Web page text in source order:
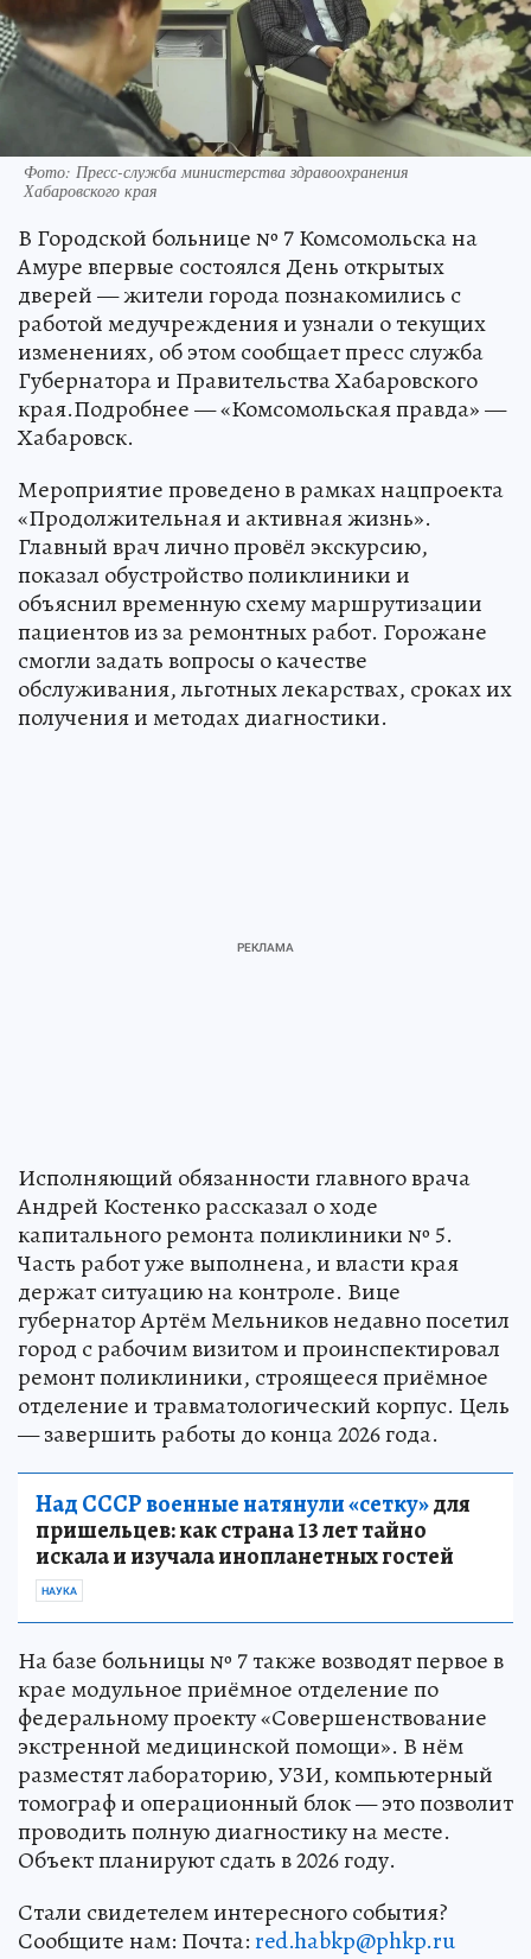
Фото: Пресс-служба министерства здравоохранения
Хабаровского края
В Городской больнице № 7 Комсомольска на
Амуре впервые состоялся День открытых
дверей — жители города познакомились с
работой медучреждения и узнали о текущих
изменениях, об этом сообщает пресс служба
Губернатора и Правительства Хабаровского
края.Подробнее — «Комсомольская правда» —
Хабаровск.
Мероприятие проведено в рамках нацпроекта
«Продолжительная и активная жизнь».
Главный врач лично провёл экскурсию,
показал обустройство поликлиники и
объяснил временную схему маршрутизации
пациентов из за ремонтных работ. Горожане
смогли задать вопросы о качестве
обслуживания, льготных лекарствах, сроках их
получения и методах диагностики.
Исполняющий обязанности главного врача
Андрей Костенко рассказал о ходе
капитального ремонта поликлиники № 5.
Часть работ уже выполнена, и власти края
держат ситуацию на контроле. Вице
губернатор Артём Мельников недавно посетил
город с рабочим визитом и проинспектировал
ремонт поликлиники, строящееся приёмное
отделение и травматологический корпус. Цель
— завершить работы до конца 2026 года.
Над СССР военные натянули «сетку»для
пришельцев: как страна 13 лет тайно
искала и изучала инопланетных гостей
НАУКА
На базе больницы № 7 также возводят первое в
крае модульное приёмное отделение по
федеральному проекту «Совершенствование
экстренной медицинской помощи». В нём
разместят лабораторию, УЗИ, компьютерный
томограф и операционный блок — это позволит
проводить полную диагностику на месте.
Объект планируют сдать в 2026 году.
Стали свидетелем интересного события?
Сообщите нам: Почта:red.habkp@phkp.ru